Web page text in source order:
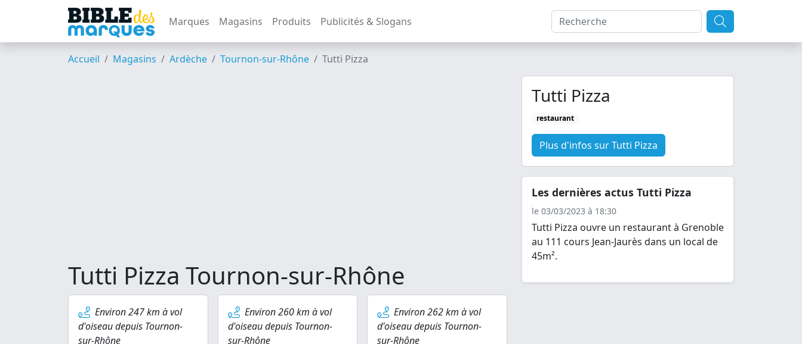
Marques Magasins Produits Publicités & Slogans
Accueil Magasins Ardèche Tournon-sur-Rhône Tutti Pizza
Tutti Pizza Tournon-sur-Rhône
Environ 247 km à vol
d'oiseau depuis Tournon-
sur-Rhône
Environ 260 km à vol
d'oiseau depuis Tournon-
sur-Rhône
Environ 262 km à vol
d'oiseau depuis Tournon-
sur-Rhône
Tutti Pizza
restaurant
Plus d'infos sur Tutti Pizza
Les dernières actus Tutti Pizza
le 03/03/2023 à 18:30
Tutti Pizza ouvre un restaurant à Grenoble
au 111 cours Jean-Jaurès dans un local de
45m².